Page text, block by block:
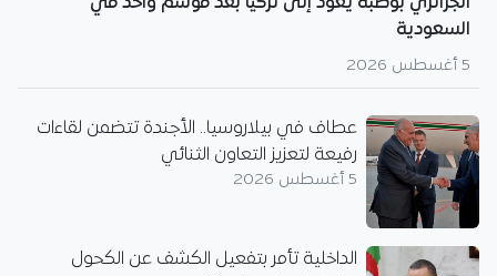
السعودية
5 أغسطس 2026
عطاف في بيلاروسيا.. الأجندة تتضمن لقاءات
رفيعة لتعزيز التعاون الثنائي
5 أغسطس 2026
الداخلية تأمر بتفعيل الكشف عن الكحول